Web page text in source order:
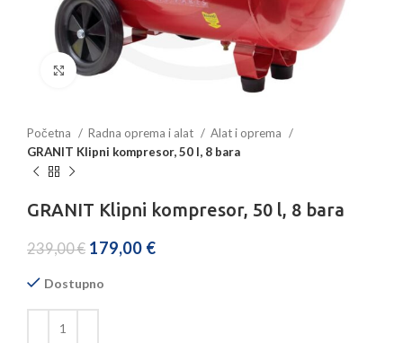
Povećajte sliku
Početna Radna oprema i alat
Alat i oprema
GRANIT Klipni kompresor, 50 l, 8 bara
GRANIT Klipni kompresor, 50 l, 8 bara
239,00€ 179,00 €
Dostupno